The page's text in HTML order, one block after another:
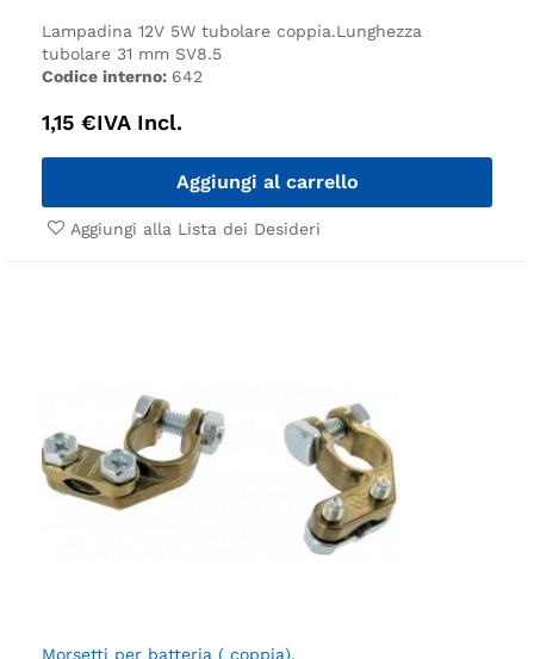
Lampadina 12V 5W tubolare coppia.Lunghezza
tubolare 31 mm SV8.5
Codice interno: 642
1,15 €IVA Incl.
Aggiungi al carrello
Aggiungi alla Lista dei Desideri
Morsetti per batteria ( coppia).